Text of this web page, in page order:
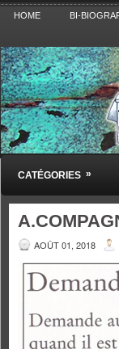
HOME BI-
Pensez
Blog polémique sur
CATÉGORIES »
AOÛT 01, 2018